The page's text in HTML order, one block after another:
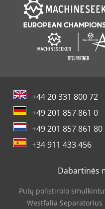
+44 20 331 800 72
+49 201 857 861 0
+49 201 857 861 80
+34 911 433 456
Dabartinės
Putų polistirolo
Westfalia Separatorius